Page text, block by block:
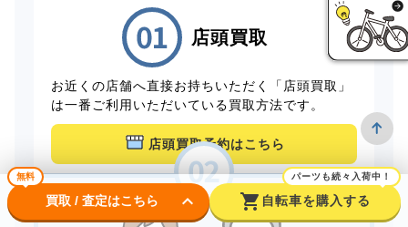
店頭買取
お近くの店舗へ直接お持ちいただく「店頭買取」
は一番ご利用いただいている買取方法です。
店頭買取予約はこちら
無料
買取 / 査定はこちら keyboard_arrow_down shopping_cart
パーツも続々入荷中！
自転車を購入する